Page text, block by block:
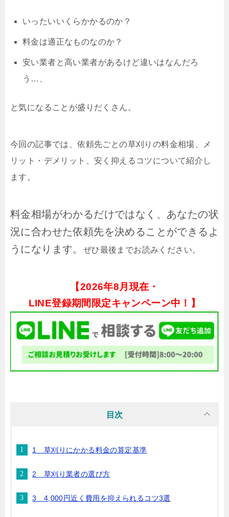
いったいいくらかかるのか？
料金は適正なものなのか？
安い業者と高い業者があるけど違いはなんだろ
う…、
と気になることが盛りだくさん。
今回の記事では、依頼先ごとの草刈りの料金相場、メ
リット・デメリット、安く抑えるコツについて紹介し
ます。
料金相場がわかるだけではなく、あなたの状
況に合わせた依頼先を決めることができるよ
うになります。
ぜひ最後までお読みください。
【2026年8月現在・
LINE登録期間限定キャンペーン中！】
目次
1 草刈りにかかる料金の算定基準
2 草刈り業者の選び方
3 4,000円近く費用を抑えられるコツ3選